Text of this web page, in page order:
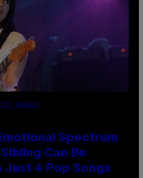
IMAGES)
Spectrum
Can Be
Just 4 Pop Songs